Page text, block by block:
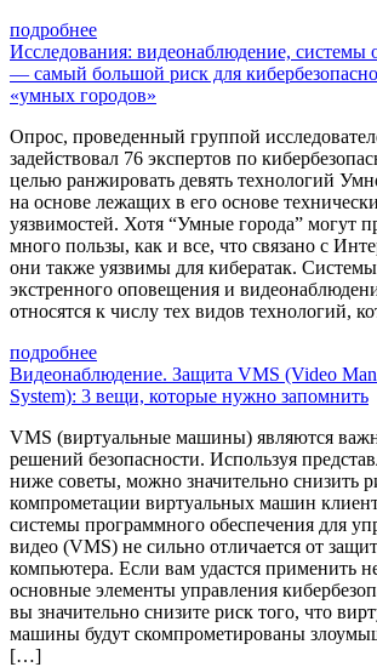
подробнее
Исследования: видеонаблюдение, системы
— самый большой риск для
«умных городов»
Опрос, проведенный группой
задействовал 76 экспертов по
целью ранжировать девять технологий
на основе лежащих в его основе
уязвимостей. Хотя “Умные города” могут
много пользы, как и все, что связано с
они также уязвимы для кибератак. Системы
экстренного оповещения и
относятся к числу тех видов технологий,
подробнее
Видеонаблюдение. Защита VMS (Video
System): 3 вещи, которые нужно запомнить
VMS (виртуальные машины) являются
решений безопасности. Используя
ниже советы, можно значительно снизить
компрометации виртуальных машин
системы программного обеспечения для
видео (VMS) не сильно отличается от
компьютера. Если вам удастся применить
основные элементы управления
вы значительно снизите риск того, что
машины будут скомпрометированы
[…]